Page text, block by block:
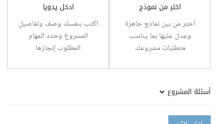
اختر من نموذج
اختر من بين نماذج جاهزة
وعدل عليها بما يناسب
متطلبات مشروعك
ادخل يدويا
اكتب بنفسك وصف وتفاصيل
المشروع وحدد المهام
المطلوب إنجازها
أسئلة المشروع